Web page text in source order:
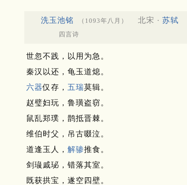
洗玉池铭 （1093年八月） 北宋 · 苏轼
四言诗
世忽不践，以用为急。
秦汉以还，龟玉道熄。
六器仅存， 五瑞莫辑。
赵璧妇玩，鲁璜盗窃。
鼠乱郑璞，鹊抵晋棘。
维伯时父，吊古啜泣。
道逢玉人， 解骖推食。
剑璏戚珌，错落其室。
既获拱宝，遂空四壁。